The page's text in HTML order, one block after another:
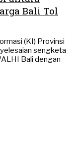
Bali Tol
(KI) Provinsi
sengketa
Bali dengan